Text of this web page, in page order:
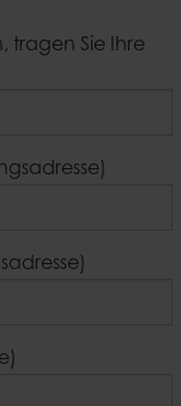
tragen Sie Ihre